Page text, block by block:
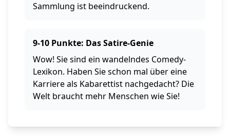
Sammlung ist beeindruckend.
9-10 Punkte: Das Satire-Genie
Wow! Sie sind ein wandelndes Comedy-
Lexikon. Haben Sie schon mal über eine
Karriere als Kabarettist nachgedacht? Die
Welt braucht mehr Menschen wie Sie!